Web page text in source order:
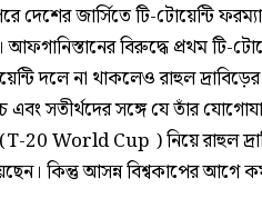
দেশের জার্সিতে টি-টোয়েন্টি
বিরুদ্ধে প্রথম টি-
দলে না থাকলেও রাহুল
সতীর্থদের সঙ্গে যে তাঁর
(T-20 World Cup ) নিয়ে রাহুল
কিন্তু আসন্ন বিশ্বকাপের আগে